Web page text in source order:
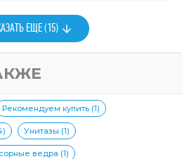
ЕЩЕ (15)
Рекомендуем купить (1)
Унитазы (1)
ведра (1)